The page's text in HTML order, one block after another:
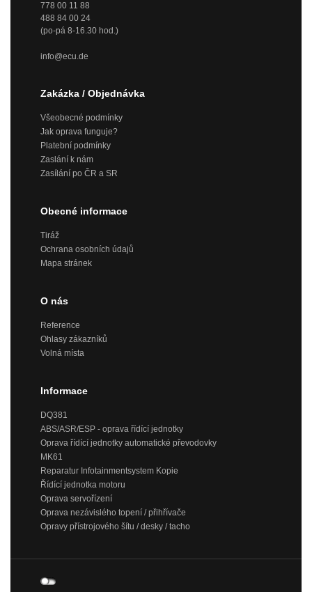
778 00 11 88
488 84 00 24
(po-pá 8-16.30 hod.)
info@ecu.de
Zakázka / Objednávka
Všeobecné podmínky
Jak oprava funguje?
Platební podmínky
Zaslání k nám
Zasílání po ČR a SR
Obecné informace
Tiráž
Ochrana osobních údajů
Mapa stránek
O nás
Reference
Ohlasy zákazníků
Volná místa
Informace
DQ381
ABS/ASR/ESP - oprava řídící jednotky
Oprava řídící jednotky automatické převodovky
MK61
Reparatur Infotainmentsystem Kopie
Řídící jednotka motoru
Oprava servořízení
Oprava nezávislého topení / přihřívače
Opravy přístrojového šítu / desky / tacho